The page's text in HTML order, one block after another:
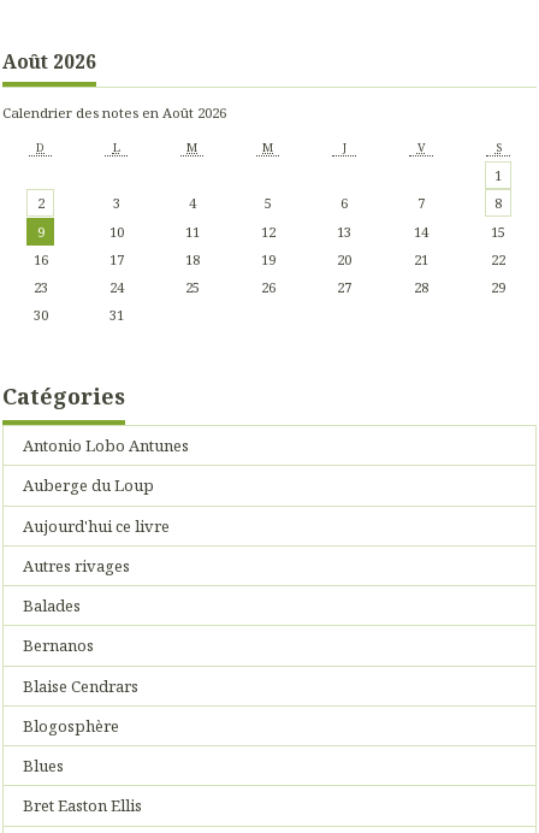
Août 2026
Calendrier des notes en Août 2026
D L M M J V S
1
2
3 4 5 6 7
8
9
10 11 12 13 14
15
16
17 18 19 20 21
22
23
24 25 26 27 28
29
30
31
Catégories
Antonio Lobo Antunes
Auberge du Loup
Aujourd'hui ce livre
Autres rivages
Balades
Bernanos
Blaise Cendrars
Blogosphère
Blues
Bret Easton Ellis